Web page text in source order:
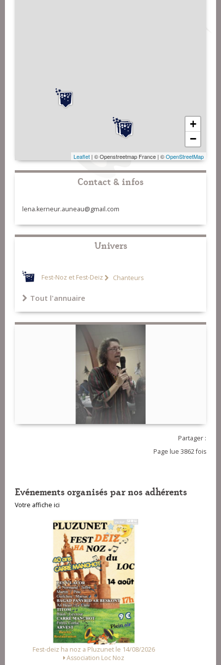
+
−
Leaflet | © Openstreetmap France | ©OpenStreetMap
Contact & infos
lena.kerneur.auneau@gmail.com
Univers
Fest-Noz et Fest-Deiz Chanteurs
Tout l'annuaire
Partager :
Page lue 3862 fois
Evénements organisés par nos adhérents
Votre affiche ici
Fest Noz a Arzal le 15/08/2026
Alliance des Associations d'Arzal